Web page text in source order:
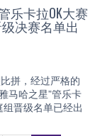
乐卡拉OK大赛
决赛名单出
拼，经过严格的
马哈之星”管乐卡
晋级名单已经出